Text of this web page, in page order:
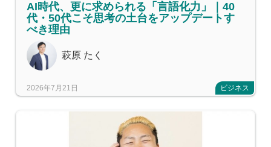
AI時代、更に求められる「言語化力」｜40
代・50代こそ思考の土台をアップデートす
べき理由
萩原 たく
2026年7月21日 ビジネス